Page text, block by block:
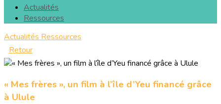
Actualités
Ressources
Actualités Ressources
Retour
« Mes frères », un film à l’île d’Yeu financé grâce
à Ulule